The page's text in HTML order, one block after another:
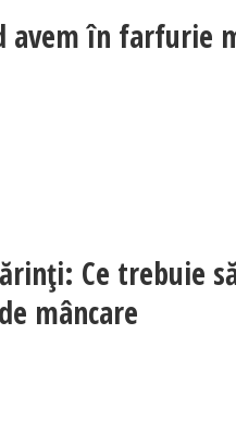
avem în farfurie
Ce trebuie
mâncare